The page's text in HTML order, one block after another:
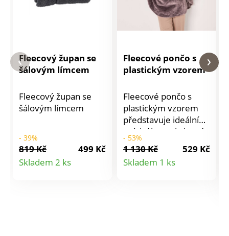
Fleecový župan se
šálovým límcem
Fleecový župan se
šálovým límcem
- 39%
819 Kč
499 Kč
Skladem 2 ks
Detail
Fleecové pončo s
plastickým vzorem
Fleecové pončo s
plastickým vzorem
představuje ideální
módní kousek, který
nedá zimě šanci.
Hřejivý fleece.
Komfortní střih,
- 53%
1 130 Kč
529 Kč
Skladem 1 ks
Detail